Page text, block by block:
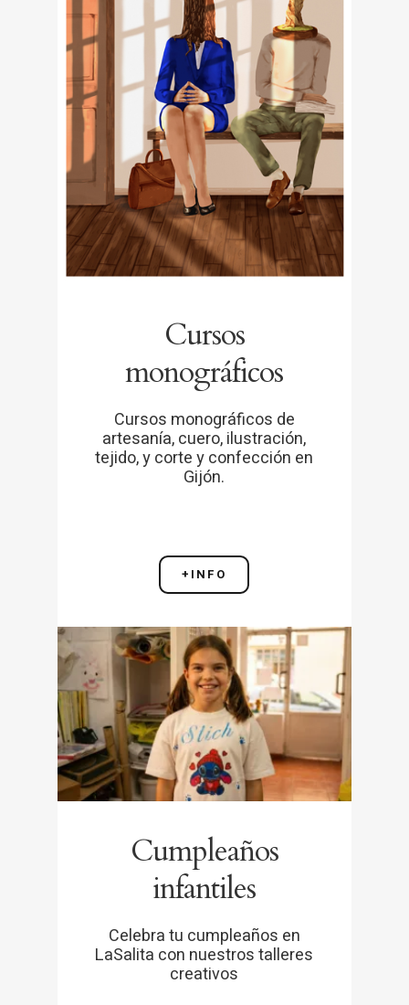
Cursos
monográficos
Cursos monográficos de
artesanía, cuero, ilustración,
tejido, y corte y confección en
Gijón.
+INFO
Cumpleaños
infantiles
Celebra tu cumpleaños en
LaSalita con nuestros talleres
creativos